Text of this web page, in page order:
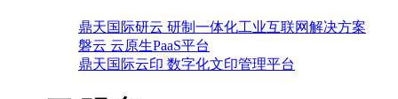
鼎天国际研云 研制一体化工业互联网解决方案
磐云 云原生PaaS平台
鼎天国际云印 数字化文印管理平台